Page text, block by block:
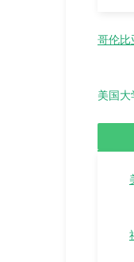
哥伦比
美国大